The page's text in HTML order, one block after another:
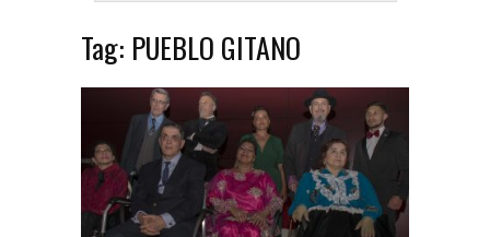
Tag: PUEBLO GITANO